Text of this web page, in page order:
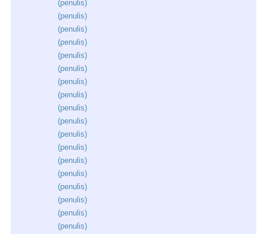
(penulis)
(penulis)
(penulis)
(penulis)
(penulis)
(penulis)
(penulis)
(penulis)
(penulis)
(penulis)
(penulis)
(penulis)
(penulis)
(penulis)
(penulis)
(penulis)
(penulis)
(penulis)